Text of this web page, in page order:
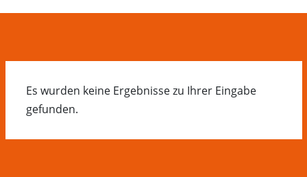
Es wurden keine Ergebnisse zu Ihrer Eingabe
gefunden.